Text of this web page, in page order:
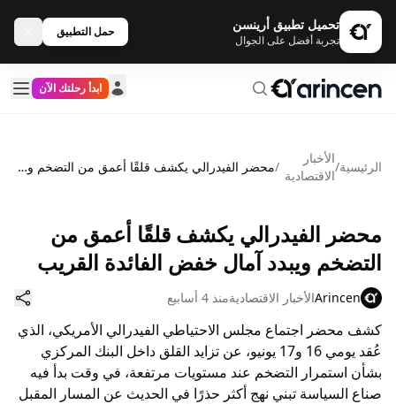
تحميل تطبيق أرينسن
تجربة أفضل على الجوال
حمل التطبيق
ابدأ رحلتك الآن
الرئيسية/
الأخبار
الاقتصادية
/ محضر الفيدرالي يكشف قلقًا أعمق من التضخم ويبدد آمال خفض الفائدة القريب
محضر الفيدرالي يكشف قلقًا أعمق من
التضخم ويبدد آمال خفض الفائدة القريب
Arincenالأخبار الاقتصاديةمنذ 4 أسابيع
كشف محضر اجتماع مجلس الاحتياطي الفيدرالي الأمريكي، الذي
عُقد يومي 16 و17 يونيو، عن تزايد القلق داخل البنك المركزي
بشأن استمرار التضخم عند مستويات مرتفعة، في وقت بدأ فيه
صناع السياسة تبني نهج أكثر حذرًا في الحديث عن المسار المقبل